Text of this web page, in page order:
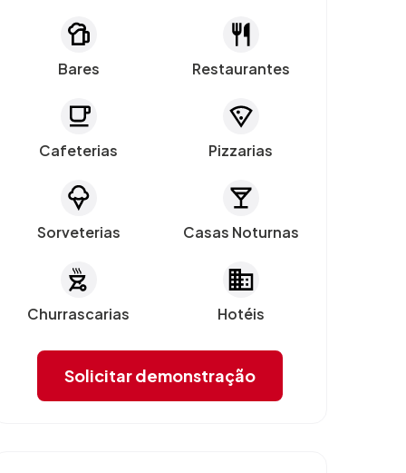
Bares Restaurantes
Cafeterias Pizzarias
Sorveterias Casas Noturnas
Churrascarias Hotéis
Solicitar demonstração